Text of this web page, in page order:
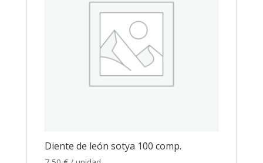
Diente de león sotya 100 comp.